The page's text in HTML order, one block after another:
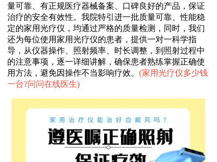
量可靠、有正规医疗器械备案、口碑良好的产品，保证
治疗的安全有效性。我院特引进一批质量可靠、性能稳
定的家用光疗仪，均通过严格的质量检测，同时，我们
还为每位使用家用光疗仪的患者，提供一对一科学指
导，从仪器操作、照射频率、时长调整，到照射过程中
的注意事项，逐一详细讲解，确保患者熟练掌握正确使
用方法，避免因操作不当影响疗效。 (家用光疗仪多少钱
一台?问问在线医生)